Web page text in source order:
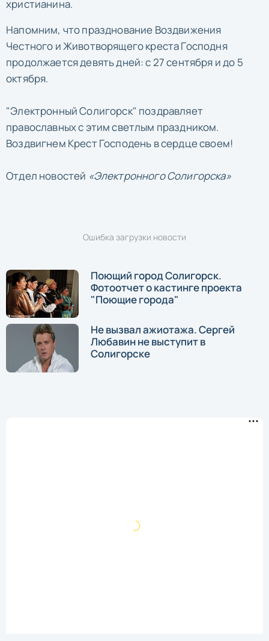
христианина.
Напомним, что празднование Воздвижения
Честного и Животворящего креста Господня
продолжается девять дней: с 27 сентября и до 5
октября.
"Электронный Солигорск" поздравляет
православных с этим светлым праздником.
Воздвигнем Крест Господень в сердце своем!
Отдел новостей «Электронного Солигорска»
Ошибка загрузки новости
Поющий город Солигорск.
Фотоотчет о кастинге проекта
"Поющие города"
Не вызвал ажиотажа. Сергей
Любавин не выступит в
Солигорске